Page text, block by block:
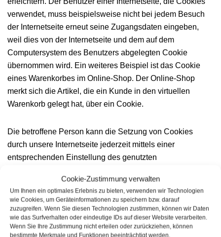
Cookie-Zustimmung verwalten
Um Ihnen ein optimales Erlebnis zu bieten, verwenden wir Technologien
wie Cookies, um Geräteinformationen zu speichern bzw. darauf
zuzugreifen. Wenn Sie diesen Technologien zustimmen, können wir Daten
wie das Surfverhalten oder eindeutige IDs auf dieser Website verarbeiten.
Wenn Sie Ihre Zustimmung nicht erteilen oder zurückziehen, können
bestimmte Merkmale und Funktionen beeinträchtigt werden.
verwendet, muss beispielsweise nicht bei jedem Besuch
der Internetseite erneut seine Zugangsdaten eingeben,
weil dies von der Internetseite und dem auf dem
Computersystem des Benutzers abgelegten Cookie
übernommen wird. Ein weiteres Beispiel ist das Cookie
eines Warenkorbes im Online-Shop. Der Online-Shop
merkt sich die Artikel, die ein Kunde in den virtuellen
Warenkorb gelegt hat, über ein Cookie.
Die betroffene Person kann die Setzung von Cookies
durch unsere Internetseite jederzeit mittels einer
entsprechenden Einstellung des genutzten
Cookies dauerhaft widersprechen. Ferner können bereits
gesetzte Cookies jederzeit über einen Internetbrowser oder
andere Softwareprogramme gelöscht werden. Dies ist in
allen gängigen Internetbrowsern möglich. Deaktiviert die
betroffene Person die Setzung von Cookies in dem